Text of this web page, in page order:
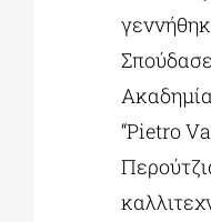
“Pietro